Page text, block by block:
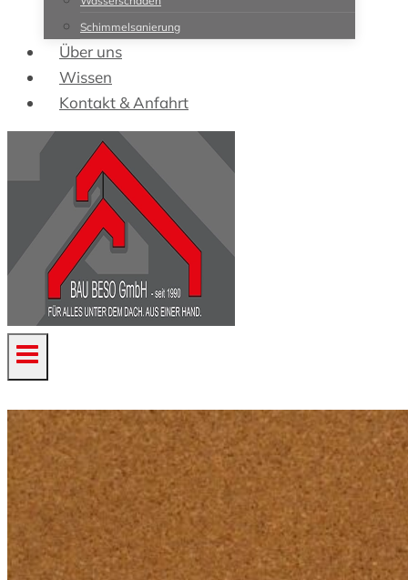
Schimmelsanierung
Über uns
Wissen
Kontakt & Anfahrt